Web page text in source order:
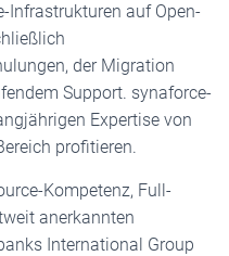
Infrastrukturen auf Open-
der Migration
Support. synaforce-
Expertise von
profitieren.
Kompetenz, Full-
anerkannten
International Group